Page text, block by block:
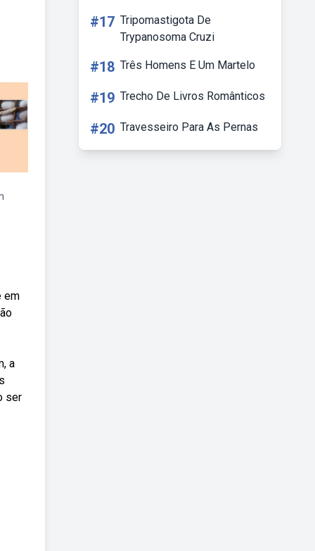
em
a
ser
#17 Tripomastigota De
Trypanosoma Cruzi
#18 Três Homens E Um Martelo
#19 Trecho De Livros Românticos
#20 Travesseiro Para As Pernas